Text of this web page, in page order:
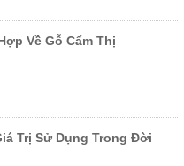
Về Gỗ Cẩm Thị
Trị Sử Dụng Trong Đời